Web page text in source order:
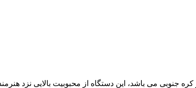
جنوبی می باشد، این دستگاه از محبوبیت بالایی نزد